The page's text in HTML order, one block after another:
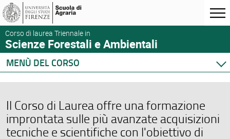
Corso di laurea Triennale in
Scienze Forestali e Ambientali
MENÙ DEL CORSO
Home
Didattica
Docenti
Il Corso di Laurea offre una formazione
improntata sulle più avanzate acquisizioni
tecniche e scientifiche con l'obiettivo di